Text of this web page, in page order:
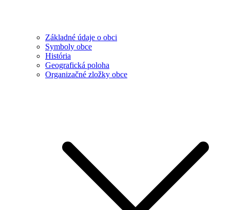
Základné údaje o obci
Symboly obce
História
Geografická poloha
Organizačné zložky obce